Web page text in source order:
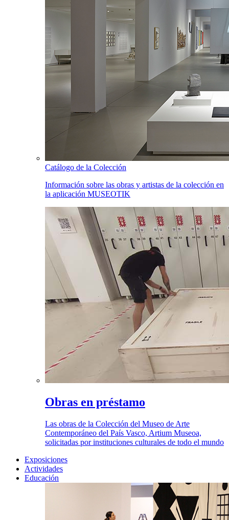
Catálogo de la Colección
Información sobre las obras y artistas de la colección en
la aplicación MUSEOTIK
Obras en préstamo
Las obras de la Colección del Museo de Arte
Contemporáneo del País Vasco, Artium Museoa,
solicitadas por instituciones culturales de todo el mundo
Exposiciones
Actividades
Educación